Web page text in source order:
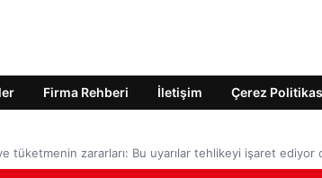
Firma Rehberi İletişim Çerez
tüketmenin zararları: Bu uyarılar tehlikeyi işaret ediyor